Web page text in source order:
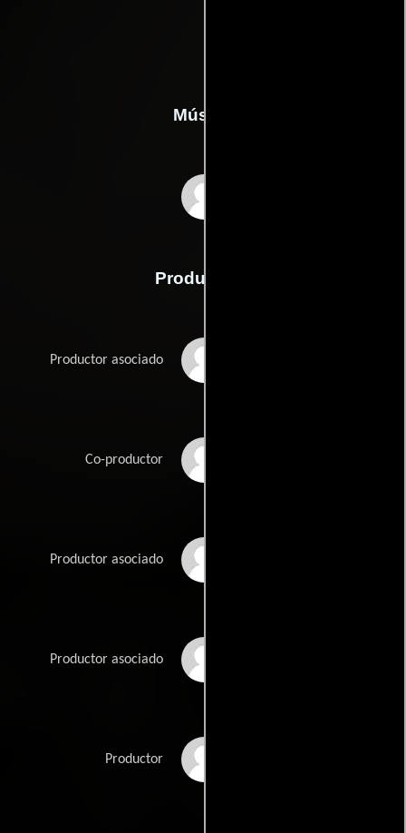
Música
Producción
Productor asociado
Co-productor
Productor asociado
Productor asociado
Productor